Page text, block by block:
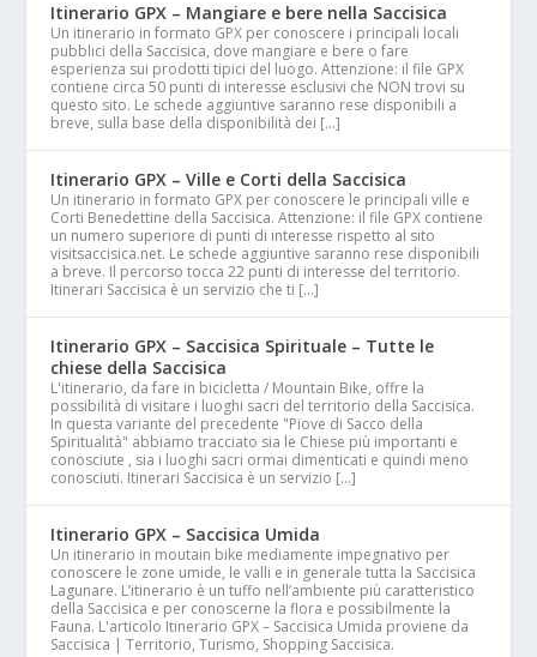
Itinerario GPX – Mangiare e bere nella Saccisica
Un itinerario in formato GPX per conoscere i principali locali
pubblici della Saccisica, dove mangiare e bere o fare
esperienza sui prodotti tipici del luogo. Attenzione: il file GPX
contiene circa 50 punti di interesse esclusivi che NON trovi su
questo sito. Le schede aggiuntive saranno rese disponibili a
breve, sulla base della disponibilità dei […]
Itinerario GPX – Ville e Corti della Saccisica
Un itinerario in formato GPX per conoscere le principali ville e
Corti Benedettine della Saccisica. Attenzione: il file GPX contiene
un numero superiore di punti di interesse rispetto al sito
visitsaccisica.net. Le schede aggiuntive saranno rese disponibili
a breve. Il percorso tocca 22 punti di interesse del territorio.
Itinerari Saccisica è un servizio che ti […]
Itinerario GPX – Saccisica Spirituale – Tutte le
chiese della Saccisica
L'itinerario, da fare in bicicletta / Mountain Bike, offre la
possibilità di visitare i luoghi sacri del territorio della Saccisica.
In questa variante del precedente "Piove di Sacco della
Spiritualità" abbiamo tracciato sia le Chiese più importanti e
conosciute , sia i luoghi sacri ormai dimenticati e quindi meno
conosciuti. Itinerari Saccisica è un servizio […]
Itinerario GPX – Saccisica Umida
Un itinerario in moutain bike mediamente impegnativo per
conoscere le zone umide, le valli e in generale tutta la Saccisica
Lagunare. L’itinerario è un tuffo nell’ambiente più caratteristico
della Saccisica e per conoscerne la flora e possibilmente la
Fauna. L'articolo Itinerario GPX – Saccisica Umida proviene da
Saccisica | Territorio, Turismo, Shopping Saccisica.